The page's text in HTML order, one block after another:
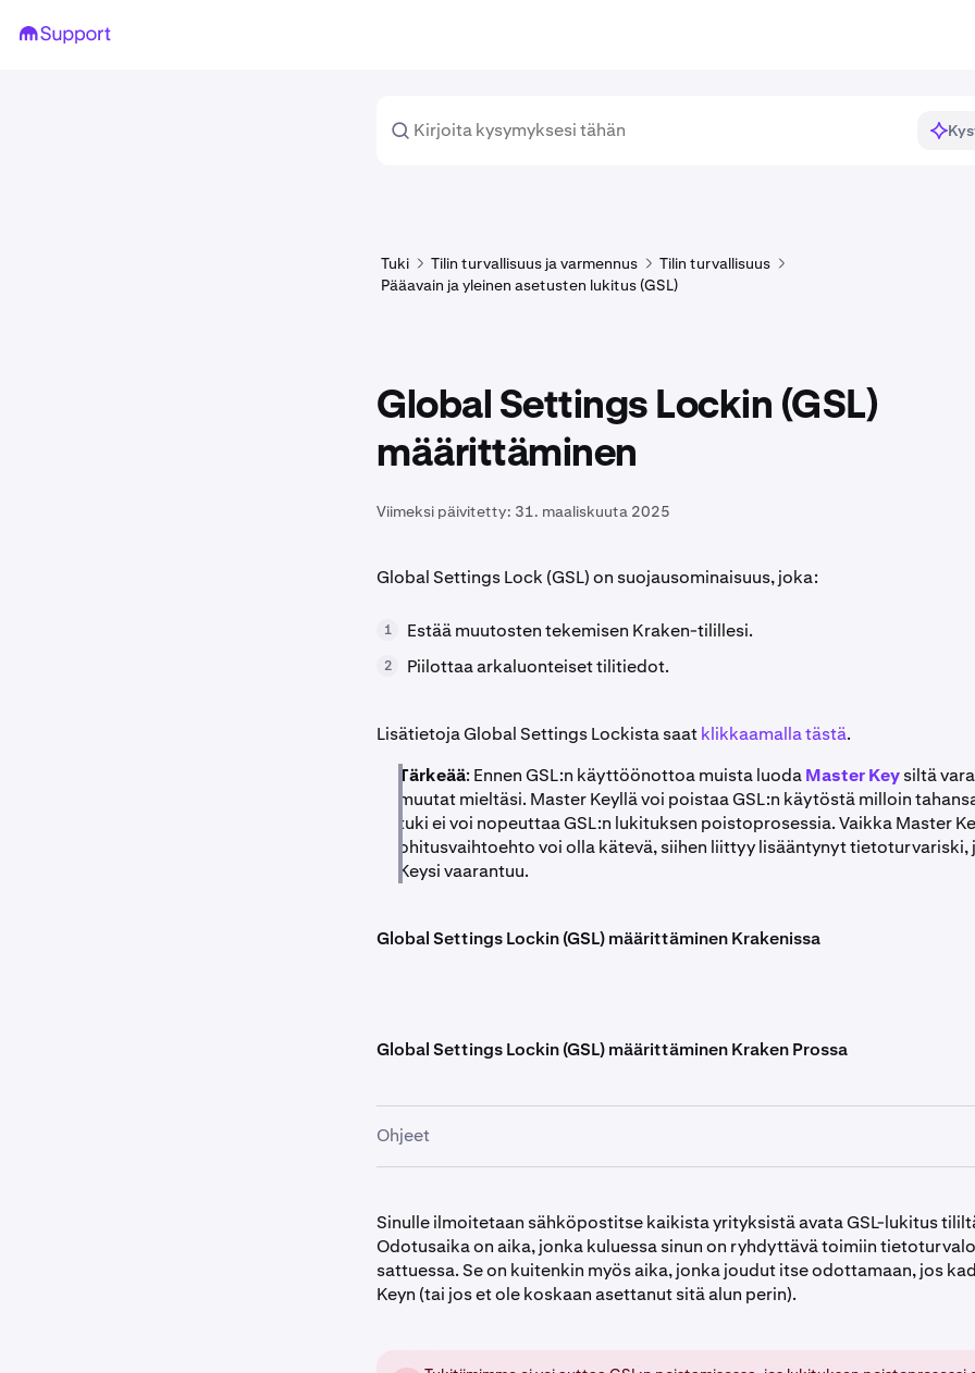
Tuki Tilin turvallisuus ja varmennus
Tilin turvallisuus
Pääavain ja yleinen asetusten lukitus (GSL)
Global Settings Lockin (GSL)
määrittäminen
Viimeksi päivitetty: 31. maaliskuuta 2025
Global Settings Lock (GSL) on suojausominaisuus, joka:
1 Estää muutosten tekemisen Kraken-tilillesi.
2 Piilottaa arkaluonteiset tilitiedot.
Lisätietoja Global Settings Lockista saatklikkaamalla tästä.
Tärkeää: Ennen GSL:n käyttöönottoa muista luodaMaster Keysiltä
muutat mieltäsi. Master Keyllä voi poistaa GSL:n käytöstä milloin
tuki ei voi nopeuttaa GSL:n lukituksen poistoprosessia. Vaikka Master
ohitusvaihtoehto voi olla kätevä, siihen liittyy lisääntynyt tietoturvariski,
Keysi vaarantuu.
Global Settings Lockin (GSL) määrittäminen Krakenissa
Global Settings Lockin (GSL) määrittäminen Kraken Prossa
Ohjeet
2 Jos käytät Kraken-käyttöliittymää, sinun on vaihdettava Kraken Prohon
vaihtajan kautta.
Sinulle ilmoitetaan sähköpostitse kaikista yrityksistä avata GSL-lukitus
Odotusaika on aika, jonka kuluessa sinun on ryhdyttävä toimiin
sattuessa. Se on kuitenkin myös aika, jonka joudut itse odottamaan, jos
Keyn (tai jos et ole koskaan asettanut sitä alun perin).